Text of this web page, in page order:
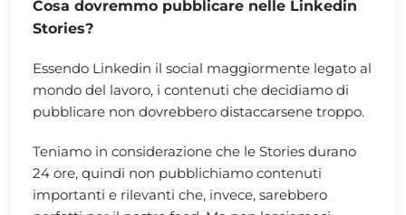
Cosa dovremmo pubblicare nelle Linkedin
Stories?
Essendo Linkedin il social maggiormente legato al
mondo del lavoro, i contenuti che decidiamo di
pubblicare non dovrebbero distaccarsene troppo.
Teniamo in considerazione che le Stories durano
24 ore, quindi non pubblichiamo contenuti
importanti e rilevanti che, invece, sarebbero